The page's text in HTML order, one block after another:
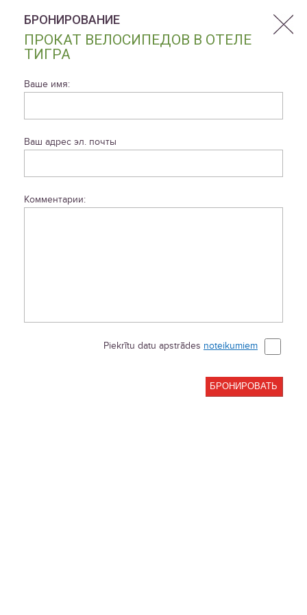
БРОНИРОВАНИЕ
ПРОКАТ ВЕЛОСИПЕДОВ В ОТЕЛЕ
ТИГРА
Ваше имя:
Ваш адрес эл. почты
Комментарии:
Piekrītu datu apstrādes noteikumiem